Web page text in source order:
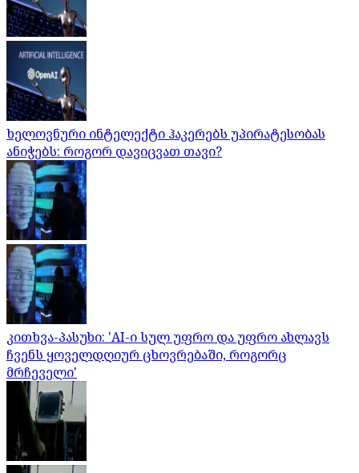
ხელოვნური ინტელექტი ჰაკერებს უპირატესობას
ანიჭებს: როგორ დავიცვათ თავი?
კითხვა-პასუხი: 'AI-ი სულ უფრო და უფრო ახლავს
ჩვენს ყოველდღიურ ცხოვრებაში, როგორც
მრჩეველი'